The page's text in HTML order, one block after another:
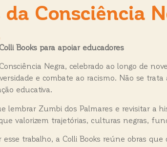
da Consciência
Books para apoiar educadores
Negra, celebrado ao longo de
e combate ao racismo. Não se
educativa.
lembrar Zumbi dos Palmares e revisitar a
valorizem trajetórias, culturas negras,
esse trabalho, a Colli Books reúne obras